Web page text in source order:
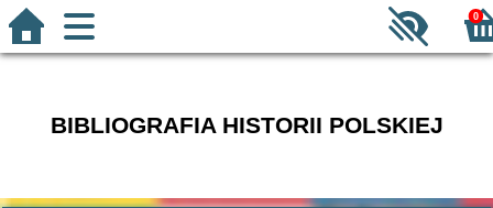
0
BIBLIOGRAFIA HISTORII POLSKIEJ